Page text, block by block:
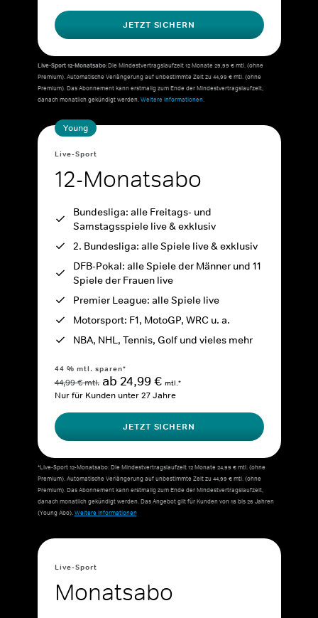
JETZT SICHERN
Live-Sport 12-Monatsabo:Die Mindestvertragslaufzeit 12 Monate 29,99 € mtl. (ohne
Premium). Automatische Verlängerung auf unbestimmte Zeit zu 44,99 € mtl. (ohne
Premium). Das Abonnement kann erstmalig zum Ende der Mindestvertragslaufzeit,
danach monatlich gekündigt werden.Weitere Informationen.
Young
Live-Sport
12-Monatsabo
Bundesliga: alle Freitags- und
Samstagsspiele live & exklusiv
2. Bundesliga: alle Spiele live & exklusiv
DFB-Pokal: alle Spiele der Männer und 11
Spiele der Frauen live
Premier League: alle Spiele live
Motorsport: F1, MotoGP, WRC u. a.
NBA, NHL, Tennis, Golf und vieles mehr
44 % mtl. sparen*
44,99 € mtl. ab 24,99 € mtl.*
Nur für Kunden unter 27 Jahre
JETZT SICHERN
*Live-Sport 12-Monatsabo: Die Mindestvertragslaufzeit 12 Monate 24,99 € mtl. (ohne
Premium). Automatische Verlängerung auf unbestimmte Zeit zu 44,99 € mtl. (ohne
Premium). Das Abonnement kann erstmalig zum Ende der Mindestvertragslaufzeit,
danach monatlich gekündigt werden. Das Angebot gilt für Kunden von 18 bis 26 Jahren
(Young Abo).Weitere Informationen
Live-Sport
Monatsabo